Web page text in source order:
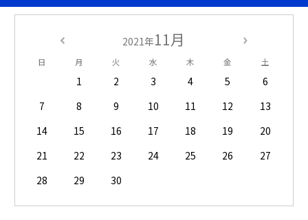
2021年11月
日 月 火 水 木 金 土
1 2 3 4 5
6
7
8 9 10 11 12
13
14
15 16 17 18 19
20
21
22 23 24 25 26
27
28
29 30